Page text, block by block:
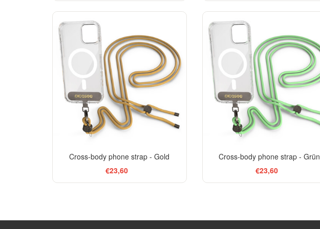
Cross-body phone strap - Gold
€23,60
Cross-body phone strap - Grün
€23,60